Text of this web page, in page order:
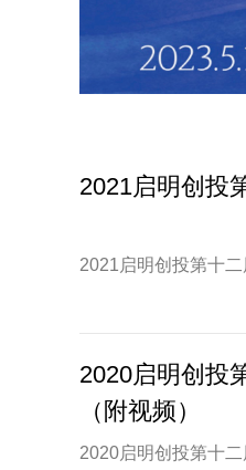
2021启明创投
2021启明创投第十
2020启明创投
（附视频）
2020启明创投第十